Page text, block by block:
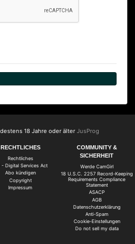
18 Jahre oder älter JusProg
RECHTLICHES
Rechtliches
- Digital Services Act
Abo kündigen
Copyright
Impressum
COMMUNITY &
SICHERHEIT
Werde CamGirl
18 U.S.C. 2257 Record-Keeping
Requirements Compliance
Statement
ASACP
AGB
Datenschutzerklärung
Anti-Spam
Cookie-Einstellungen
Do not sell my data